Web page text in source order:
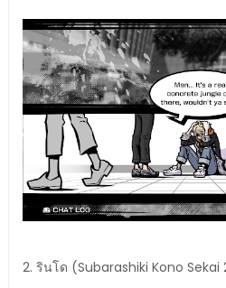
2. รินโด (Subarashiki Kono Sekai